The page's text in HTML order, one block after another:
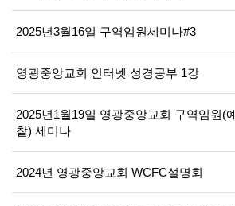
2025년3월16일 구역임원세미나#3
영광중앙교회 인터넷 성경공부 1강
2025년1월19일 영광중앙교회 구역임원(
찰) 세미나
2024년 영광중앙교회 WCFC설명회